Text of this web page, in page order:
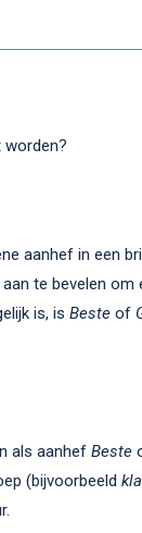
aanhef in een
te bevelen
is, is Beste of
als aanhef Beste
(bijvoorbeeld